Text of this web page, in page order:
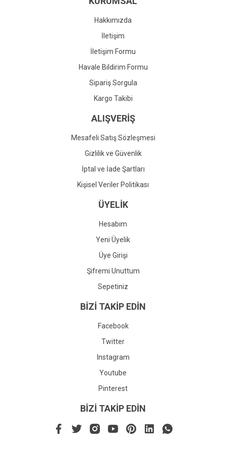
Gönder
Hakkımızda
İletişim
İletişim Formu
Havale Bildirim Formu
Sipariş Sorgula
Kargo Takibi
ALIŞVERİŞ
Mesafeli Satış Sözleşmesi
Gizlilik ve Güvenlik
İptal ve İade Şartları
Kişisel Veriler Politikası
ÜYELİK
Hesabım
Yeni Üyelik
Üye Girişi
Şifremi Unuttum
Sepetiniz
BİZİ TAKİP EDİN
Facebook
Twitter
Instagram
Youtube
Pinterest
BİZİ TAKİP EDİN